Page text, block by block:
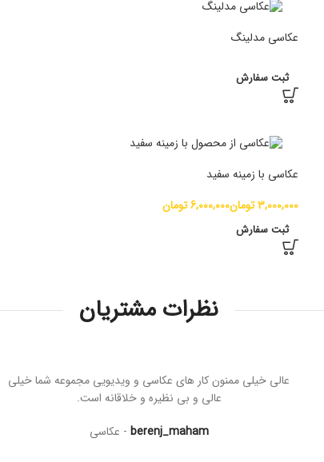
عکاسی مدلینگ
ثبت سفارش
عکاسی با زمینه سفید
تومان
تومان
ثبت سفارش
نظرات مشتریان
عالی خیلی ممنون کار های عکاسی و ویدیویی مجموعه شما خیلی
عالی و بی نظیره و خلاقانه است.
berenj_maham
عکاسی